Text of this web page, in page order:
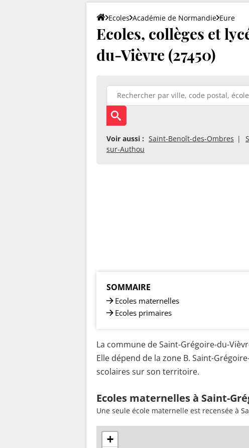
Ecoles Académie de Normandie Eure
Ecoles, collèges et
du-Vièvre (27450)
Voir aussi : Saint-Benoît-des-Ombres
sur-Authou
SOMMAIRE
Ecoles maternelles
Ecoles primaires
La commune de Saint-Grégoire-du-
Elle dépend de la zone B. Saint-
scolaires sur son territoire.
Ecoles maternelles à Saint-
Une seule école maternelle est recensée à
+